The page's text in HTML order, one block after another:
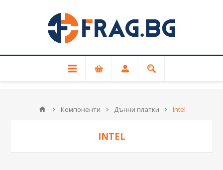
Компоненти Дънни платки Intel
INTEL